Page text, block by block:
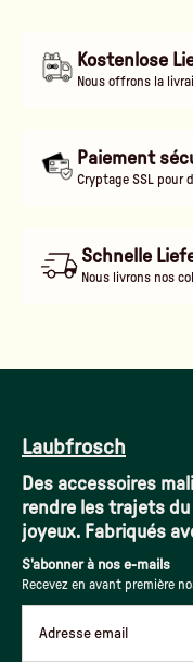
Kostenlose
Nous offrons la
Paiement
Cryptage SSL pour
Schnelle
Nous livrons nos
Laubfrosch
Des accessoires
rendre les trajets
joyeux. Fabriqués
S'abonner à nos e-mails
Recevez en avant première
Adresse email